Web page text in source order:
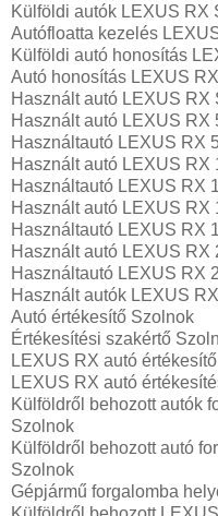
Külföldi autók‎ LEXUS RX
Autófloatta kezelés
Külföldi autó honosítás
Autó honosítás LEXUS
Használt autó‎ LEXUS RX
Használt autó‎ LEXUS RX
Használtautó‎ LEXUS RX
Használt autó‎ LEXUS RX
Használtautó‎ LEXUS RX
Használt autó‎ LEXUS RX
Használtautó‎ LEXUS RX
Használt autó‎ LEXUS RX
Használtautó‎ LEXUS RX
Használt autó‎k LEXUS
Autó értékesítő Szolnok
Értékesítési szakértő
LEXUS RX autó
LEXUS RX autó
Külföldről behozott autók
Szolnok
Külföldről behozott autó
Szolnok
Gépjármű forgalomba